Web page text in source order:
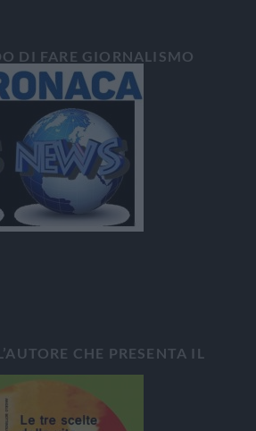
DI FARE GIORNALISMO
CHE PRESENTA IL